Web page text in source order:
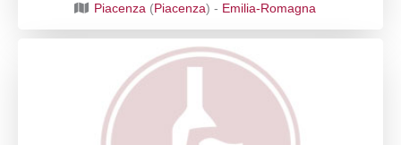
Piacenza (Piacenza) - Emilia-Romagna